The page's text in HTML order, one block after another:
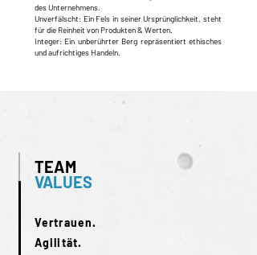
des Unternehmens.
Unverfälscht: Ein Fels in seiner Ursprünglichkeit, steht
für die Reinheit von Produkten & Werten.
Integer: Ein unberührter Berg repräsentiert ethisches
und aufrichtiges Handeln.
TEAM
VALUES
Vertrauen.
Agilität.